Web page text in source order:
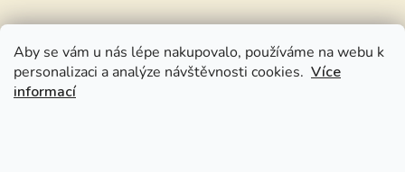
Aby se vám u nás lépe nakupovalo, používáme na webu k
personalizaci a analýze návštěvnosti cookies. Více
informací